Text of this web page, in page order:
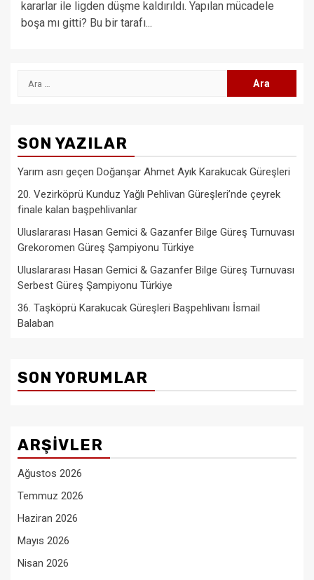
kararlar ile ligden düşme kaldırıldı. Yapılan mücadele
boşa mı gitti? Bu bir tarafı...
Arama:
SON YAZILAR
Yarım asrı geçen Doğanşar Ahmet Ayık Karakucak Güreşleri
20. Vezirköprü Kunduz Yağlı Pehlivan Güreşleri’nde çeyrek
finale kalan başpehlivanlar
Uluslararası Hasan Gemici & Gazanfer Bilge Güreş Turnuvası
Grekoromen Güreş Şampiyonu Türkiye
Uluslararası Hasan Gemici & Gazanfer Bilge Güreş Turnuvası
Serbest Güreş Şampiyonu Türkiye
36. Taşköprü Karakucak Güreşleri Başpehlivanı İsmail
Balaban
SON YORUMLAR
ARŞIVLER
Ağustos 2026
Temmuz 2026
Haziran 2026
Mayıs 2026
Nisan 2026